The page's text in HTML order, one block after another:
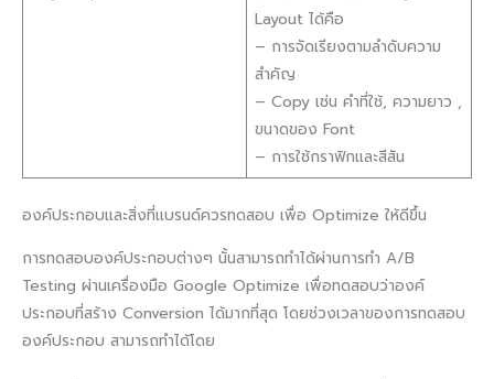
Layout ได้คือ
– การจัดเรียงตามลำดับความ
สำคัญ
– Copy เช่น คำที่ใช้, ความยาว ,
ขนาดของ Font
– การใช้กราฟิกและสีสัน
องค์ประกอบและสิ่งที่แบรนด์ควรทดสอบ เพื่อ Optimize ให้ดีขึ้น
การทดสอบองค์ประกอบต่างๆ นั้นสามารถทำได้ผ่านการทำ A/B
Testing ผ่านเครื่องมือ Google Optimize เพื่อทดสอบว่าองค์
ประกอบที่สร้าง Conversion ได้มากที่สุด โดยช่วงเวลาของการทดสอบ
องค์ประกอบ สามารถทำได้โดย